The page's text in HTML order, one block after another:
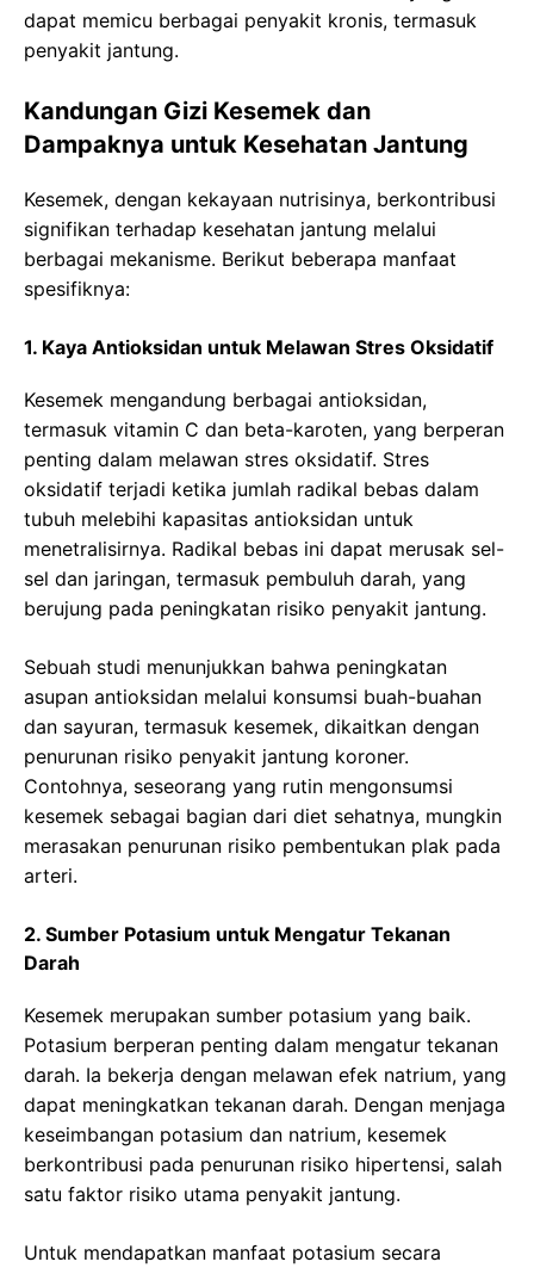
dapat memicu berbagai penyakit kronis, termasuk
penyakit jantung.
Kandungan Gizi Kesemek dan
Dampaknya untuk Kesehatan Jantung
Kesemek, dengan kekayaan nutrisinya, berkontribusi
signifikan terhadap kesehatan jantung melalui
berbagai mekanisme. Berikut beberapa manfaat
spesifiknya:
1. Kaya Antioksidan untuk Melawan Stres Oksidatif
Kesemek mengandung berbagai antioksidan,
termasuk vitamin C dan beta-karoten, yang berperan
penting dalam melawan stres oksidatif. Stres
oksidatif terjadi ketika jumlah radikal bebas dalam
tubuh melebihi kapasitas antioksidan untuk
menetralisirnya. Radikal bebas ini dapat merusak sel-
sel dan jaringan, termasuk pembuluh darah, yang
berujung pada peningkatan risiko penyakit jantung.
Sebuah studi menunjukkan bahwa peningkatan
asupan antioksidan melalui konsumsi buah-buahan
dan sayuran, termasuk kesemek, dikaitkan dengan
penurunan risiko penyakit jantung koroner.
Contohnya, seseorang yang rutin mengonsumsi
kesemek sebagai bagian dari diet sehatnya, mungkin
merasakan penurunan risiko pembentukan plak pada
arteri.
2. Sumber Potasium untuk Mengatur Tekanan
Darah
Kesemek merupakan sumber potasium yang baik.
Potasium berperan penting dalam mengatur tekanan
darah. Ia bekerja dengan melawan efek natrium, yang
dapat meningkatkan tekanan darah. Dengan menjaga
keseimbangan potasium dan natrium, kesemek
berkontribusi pada penurunan risiko hipertensi, salah
satu faktor risiko utama penyakit jantung.
Untuk mendapatkan manfaat potasium secara